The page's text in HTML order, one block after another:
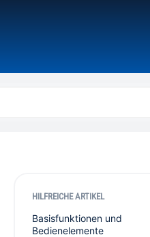
HILFREICHE ARTIKEL
Basisfunktionen und
Bedienelemente